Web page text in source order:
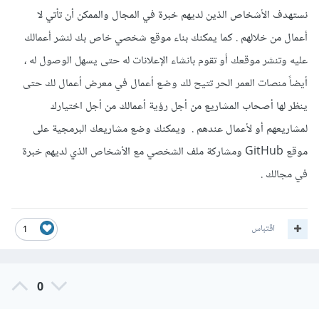
نستهدف الأشخاص الذين لديهم خبرة في المجال والممكن أن تأتي لا
أعمال من خلالهم . كما يمكنك بناء موقع شخصي خاص بك لنشر أعمالك
عليه وتنشر موقعك أو تقوم بانشاء الإعلانات له حتى يسهل الوصول له ،
أيضاً منصات العمر الحر تتيح لك وضع أعمال في معرض أعمال لك حتى
ينظر لها أصحاب المشاريع من أجل رؤية أعمالك من أجل اختيارك
لمشاريعهم أو لأعمال عندهم . ويمكنك وضع مشاريعك البرمجية على
موقع GitHub ومشاركة ملف الشخصي مع الأشخاص الذي لديهم خبرة
في مجالك .
1 اقتباس
0